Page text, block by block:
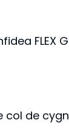
col de